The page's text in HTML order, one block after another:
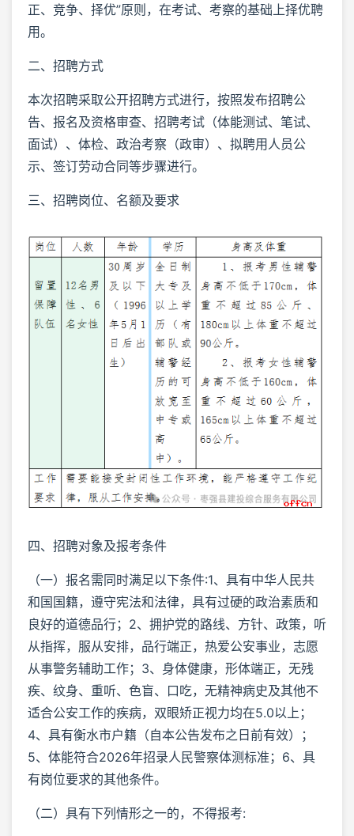
正、竞争、择优”原则，在考试、考察的基础上择优聘
用。
二、招聘方式
本次招聘采取公开招聘方式进行，按照发布招聘公
告、报名及资格审查、招聘考试（体能测试、笔试、
面试）、体检、政治考察（政审）、拟聘用人员公
示、签订劳动合同等步骤进行。
三、招聘岗位、名额及要求
四、招聘对象及报考条件
（一）报名需同时满足以下条件:1、具有中华人民共
和国国籍，遵守宪法和法律，具有过硬的政治素质和
良好的道德品行；2、拥护党的路线、方针、政策，听
从指挥，服从安排，品行端正，热爱公安事业，志愿
从事警务辅助工作；3、身体健康，形体端正，无残
疾、纹身、重听、色盲、口吃，无精神病史及其他不
适合公安工作的疾病，双眼矫正视力均在5.0以上；
4、具有衡水市户籍（自本公告发布之日前有效）；
5、体能符合2026年招录人民警察体测标准；6、具
有岗位要求的其他条件。
（二）具有下列情形之一的，不得报考: